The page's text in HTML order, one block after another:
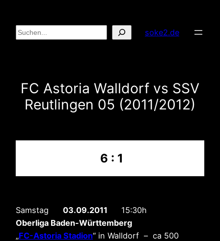
Inhalt
springen
Suchen soke2.de
FC Astoria Walldorf vs SSV
Reutlingen 05 (2011/2012)
6 : 1
Samstag 03.09.2011
15:30h
Oberliga Baden-Württemberg
„FC-Astoria Stadion“ in Walldorf – ca 500